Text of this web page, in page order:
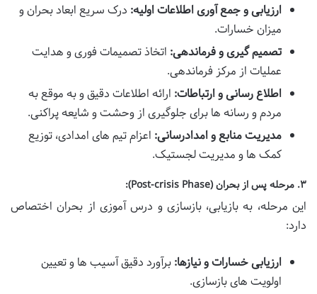
ارزیابی و جمع آوری اطلاعات اولیه: درک سریع ابعاد بحران و
میزان خسارات.
تصمیم گیری و فرماندهی: اتخاذ تصمیمات فوری و هدایت
عملیات از مرکز فرماندهی.
اطلاع رسانی و ارتباطات: ارائه اطلاعات دقیق و به موقع به
مردم و رسانه ها برای جلوگیری از وحشت و شایعه پراکنی.
مدیریت منابع و امدادرسانی: اعزام تیم های امدادی، توزیع
کمک ها و مدیریت لجستیک.
۳. مرحله پس از بحران (Post-crisis Phase):
این مرحله، به بازیابی، بازسازی و درس آموزی از بحران اختصاص
دارد:
ارزیابی خسارات و نیازها: برآورد دقیق آسیب ها و تعیین
اولویت های بازسازی.